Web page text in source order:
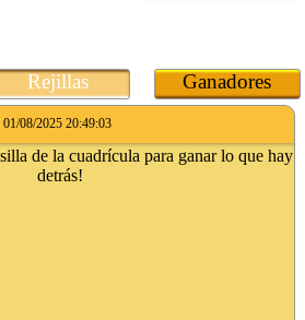
Rejillas Ganadores
01/08/2025 20:49:03
de la cuadrícula para ganar lo que hay
detrás!